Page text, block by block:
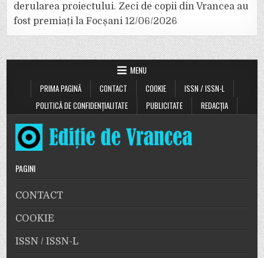
derularea proiectului. Zeci de copii din Vrancea au
fost premiați la Focșani 12/06/2026
MENU
PRIMA PAGINĂ
CONTACT COOKIE
ISSN / ISSN-L
POLITICĂ DE CONFIDENȚIALITATE
PUBLICITATE REDACȚIA
PAGINI
CONTACT
COOKIE
ISSN / ISSN-L